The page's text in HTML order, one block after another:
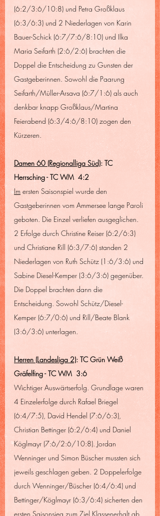
(6:2/3:6/10:8) und Petra Großklaus
(6:3/6:3) und 2 Niederlagen von Karin
Bauer-Schick (6:7/7:6/8:10) und Ilka
Maria Seifarth (2:6/2:6) brachten die
Doppel die Entscheidung zu Gunsten der
Gastgeberinnen. Sowohl die Paarung
Seifarth/Müller-Arsava (6:7/1:6) als auch
denkbar knapp Großklaus/Martina
Feierabend (6:3/4:6/8:10) zogen den
Kürzeren.
Damen 60 (Regionalliga Süd): TC
Herrsching - TC WM  4:2
Im ersten Saisonspiel wurde den
Gastgeberinnen vom Ammersee lange Paroli
geboten. Die Einzel verliefen ausgeglichen.
2 Erfolge durch Christine Reiser (6:2/6:3)
und Christiane Rill (6:3/7:6) standen 2
Niederlagen von Ruth Schütz (1:6/3:6) und
Sabine Diesel-Kemper (3:6/3:6) gegenüber.
Die Doppel brachten dann die
Entscheidung. Sowohl Schütz/Diesel-
Kemper (6:7/0:6) und Rill/Beate Blank
(3:6/3:6) unterlagen.
Herren (Landesliga 2): TC Grün Weiß
Gräfelfing - TC WM  3:6
Wichtiger Auswärtserfolg. Grundlage waren
4 Einzelerfolge durch Rafael Briegel
(6:4/7:5), David Hendel (7:6/6:3),
Christian Bettinger (6:2/6:4) und Daniel
Köglmayr (7:6/2:6/10:8). Jordan
Wenninger und Simon Büscher mussten sich
jeweils geschlagen geben. 2 Doppelerfolge
durch Wenninger/Büscher (6:4/6:4) und
Bettinger/Köglmayr (6:3/6:4) sicherten den
ersten Saisonsieg zum Ziel Klassenerhalt ab.